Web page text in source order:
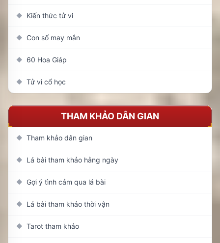
◆ Kiến thức tử vi
◆ Con số may mắn
◆ 60 Hoa Giáp
◆ Tử vi cổ học
THAM KHẢO DÂN GIAN
◆ Tham khảo dân gian
◆ Lá bài tham khảo hằng ngày
◆ Gợi ý tình cảm qua lá bài
◆ Lá bài tham khảo thời vận
◆ Tarot tham khảo